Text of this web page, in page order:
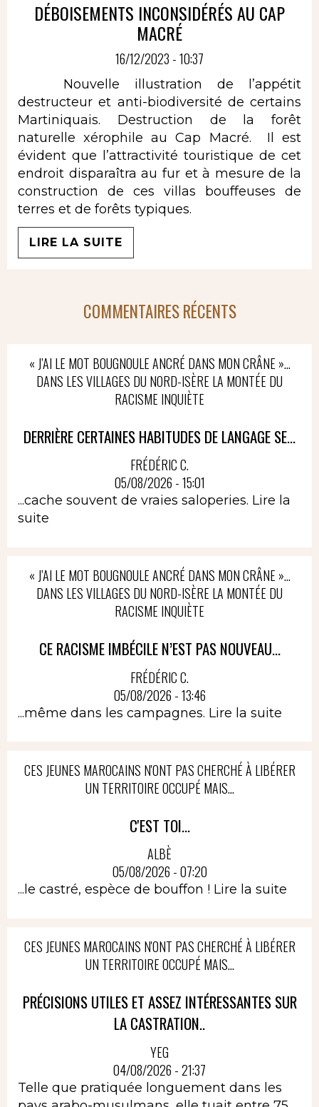
DÉBOISEMENTS INCONSIDÉRÉS AU CAP
MACRÉ
16/12/2023 - 10:37
Nouvelle illustration de l’appétit
destructeur et anti-biodiversité de certains
Martiniquais. Destruction de la forêt
naturelle xérophile au Cap Macré. Il est
évident que l’attractivité touristique de cet
endroit disparaîtra au fur et à mesure de la
construction de ces villas bouffeuses de
terres et de forêts typiques.
LIRE LA SUITE
COMMENTAIRES RÉCENTS
« J’AI LE MOT BOUGNOULE ANCRÉ DANS MON CRÂNE »…
DANS LES VILLAGES DU NORD-ISÈRE LA MONTÉE DU
RACISME INQUIÈTE
DERRIÈRE CERTAINES HABITUDES DE LANGAGE SE...
FRÉDÉRIC C.
05/08/2026 - 15:01
...cache souvent de vraies saloperies. Lire la
suite
« J’AI LE MOT BOUGNOULE ANCRÉ DANS MON CRÂNE »…
DANS LES VILLAGES DU NORD-ISÈRE LA MONTÉE DU
RACISME INQUIÈTE
CE RACISME IMBÉCILE N’EST PAS NOUVEAU...
FRÉDÉRIC C.
05/08/2026 - 13:46
...même dans les campagnes. Lire la suite
CES JEUNES MAROCAINS N'ONT PAS CHERCHÉ À LIBÉRER
UN TERRITOIRE OCCUPÉ MAIS...
C'EST TOI...
ALBÈ
05/08/2026 - 07:20
...le castré, espèce de bouffon ! Lire la suite
CES JEUNES MAROCAINS N'ONT PAS CHERCHÉ À LIBÉRER
UN TERRITOIRE OCCUPÉ MAIS...
PRÉCISIONS UTILES ET ASSEZ INTÉRESSANTES SUR
LA CASTRATION..
YEG
04/08/2026 - 21:37
Telle que pratiquée longuement dans les